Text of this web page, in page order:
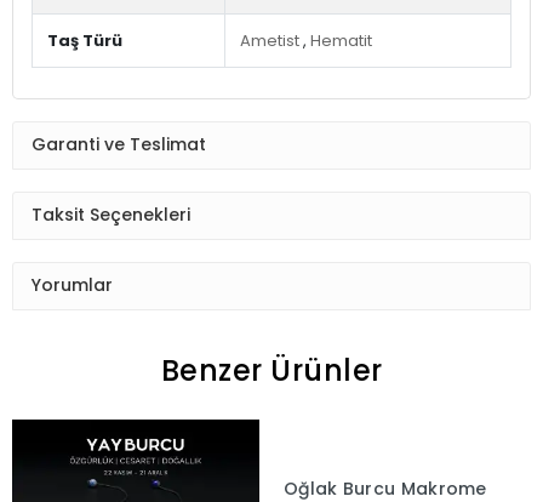
Taş Türü Ametist, Hematit
Garanti ve Teslimat
Taksit Seçenekleri
Yorumlar
Benzer Ürünler
Oğlak Burcu Makrome